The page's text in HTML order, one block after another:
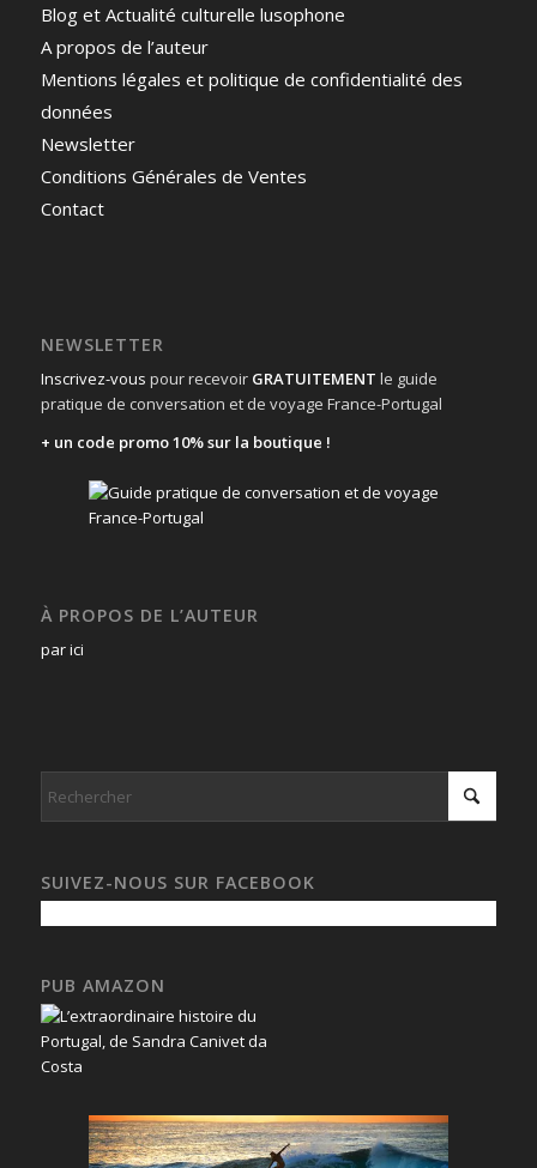
Blog et Actualité culturelle lusophone
A propos de l’auteur
Mentions légales et politique de confidentialité des
données
Newsletter
Conditions Générales de Ventes
Contact
NEWSLETTER
Inscrivez-vous pour recevoir GRATUITEMENT le guide
pratique de conversation et de voyage France-Portugal
+ un code promo 10% sur la boutique !
À PROPOS DE L’AUTEUR
par ici
SUIVEZ-NOUS SUR FACEBOOK
PUB AMAZON